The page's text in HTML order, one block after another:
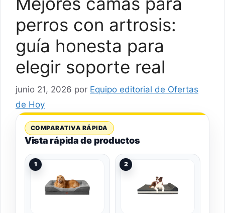
perros con artrosis:
guía honesta para
elegir soporte real
junio 21, 2026 por Equipo editorial de Ofertas
de Hoy
COMPARATIVA RÁPIDA
Vista rápida de productos
1 2